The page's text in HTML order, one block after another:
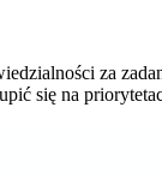
za
się na